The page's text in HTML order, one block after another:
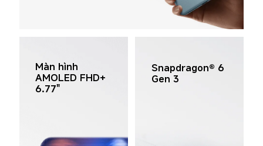
Màn hình
AMOLED FHD+
6.77"
Snapdragon® 6
Gen 3